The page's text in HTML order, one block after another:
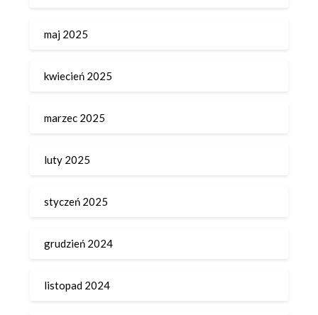
maj 2025
kwiecień 2025
marzec 2025
luty 2025
styczeń 2025
grudzień 2024
listopad 2024